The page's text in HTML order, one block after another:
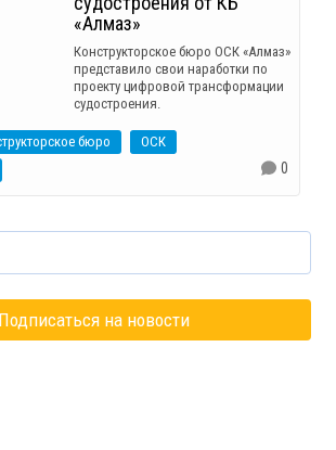
«Алмаз»
Конструкторское бюро ОСК «Алмаз»
представило свои наработки по
проекту цифровой трансформации
судостроения.
бюро
ОСК
0